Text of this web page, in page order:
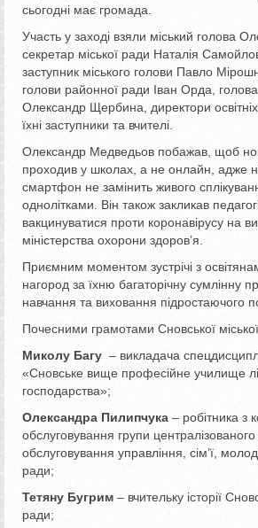
сьогодні має громада.
Участь у заході взяли міський голова
секретар міської ради Наталія
заступник міського голови Павло
голови районної ради Іван Орда,
Олександр Щербина, директори освітніх
їхні заступники та вчителі.
Олександр Медведьов побажав, щоб
проходив у школах, а не онлайн, адже
смартфон не замінить живого
однолітками. Він також закликав
вакцинуватися проти коронавірусу на
міністерства охорони здоров’я.
Приємним моментом зустрічі з
нагород за їхню багаторічну сумлінну
навчання та виховання підростаючого
Почесними грамотами Сновської
Миколу Багу – викладача
«Сновське вище професійне училище
господарства»;
Олександра Пилипчука – робітника з
обслуговування групи
обслуговування управління, сім’ї,
ради;
Тетяну Бугрим – вчительку історії
ради;